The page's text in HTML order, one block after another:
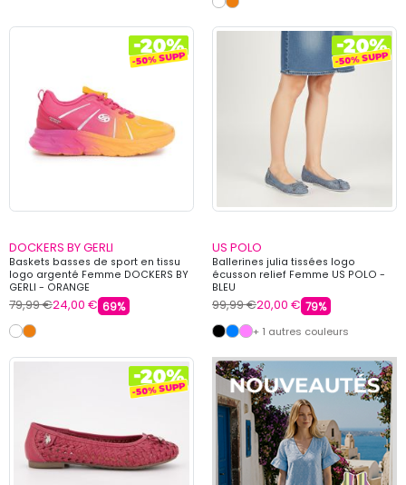
DOCKERS BY GERLI
Baskets basses de sport en tissu
logo argenté Femme DOCKERS BY
GERLI - ORANGE
79,99 €24,00 € 69%
US POLO
Ballerines julia tissées logo
écusson relief Femme US POLO -
BLEU
99,99 €20,00 € 79%
+ 1 autres couleurs